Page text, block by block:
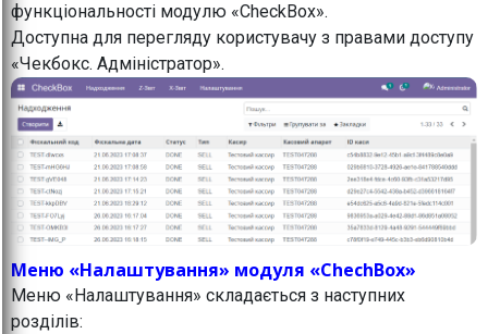
функціональності модулю «CheckBox».
Доступна для перегляду користувачу з правами доступу
«Чекбокс. Адміністратор».
Меню «Налаштування» модуля «ChechBox»
Меню «Налаштування» складається з наступних
розділів: